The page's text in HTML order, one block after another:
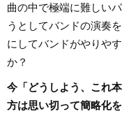
曲の中で極端に難しい
うとしてバンドの演奏
にしてバンドがやりや
か？
今「どうしよう、これ
方は思い切って簡略化